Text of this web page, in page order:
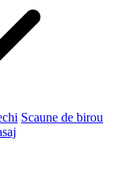
Scaune de birou